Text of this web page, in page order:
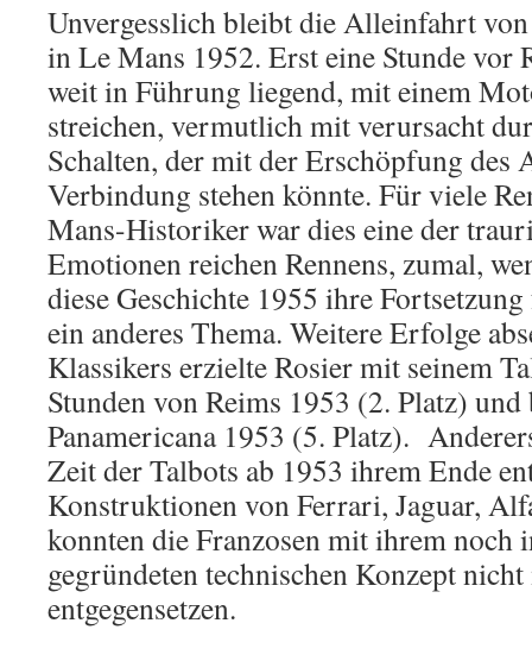
Unvergesslich bleibt die Alleinfahrt
in Le Mans 1952. Erst eine Stunde vor
weit in Führung liegend, mit einem
streichen, vermutlich mit verursacht
Schalten, der mit der Erschöpfung des
Verbindung stehen könnte. Für viele
Mans-Historiker war dies eine der
Emotionen reichen Rennens, zumal,
diese Geschichte 1955 ihre
ein anderes Thema. Weitere Erfolge
Klassikers erzielte Rosier mit seinem
Stunden von Reims 1953 (2. Platz)
Panamericana 1953 (5. Platz).
Zeit der Talbots ab 1953 ihrem Ende
Konstruktionen von Ferrari, Jaguar,
konnten die Franzosen mit ihrem noch
gegründeten technischen Konzept
entgegensetzen.